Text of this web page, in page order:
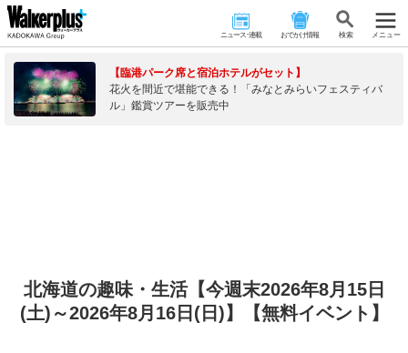
ニュース･連載 おでかけ情報 検 索 メニュー
【臨港パーク席と宿泊ホテルがセット】
花火を間近で堪能できる！「みなとみらいフェスティバ
ル」鑑賞ツアーを販売中
北海道の趣味・生活【今週末2026年8月15日
(土)～2026年8月16日(日)】【無料イベント】